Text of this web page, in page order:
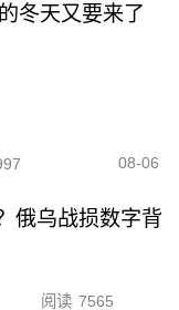
冬天又要来了
08-06
俄乌战损数字背
阅读 7565